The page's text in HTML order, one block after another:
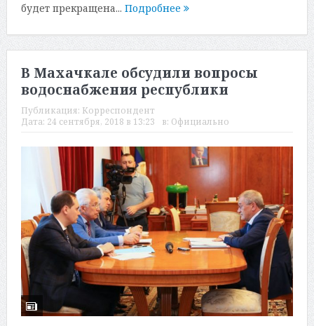
будет прекращена... Подробнее
В Махачкале обсудили вопросы
водоснабжения республики
Публикация: Корреспондент
Дата: 24 сентября, 2018 в 13:23 в: Официально